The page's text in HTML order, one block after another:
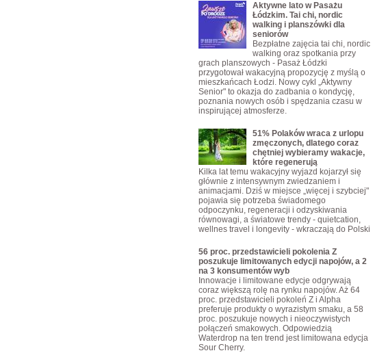
Aktywne lato w Pasażu
Łódzkim. Tai chi, nordic
walking i planszówki dla
seniorów
Bezpłatne zajęcia tai chi, nordic
walking oraz spotkania przy
grach planszowych - Pasaż Łódzki
przygotował wakacyjną propozycję z myślą o
mieszkańcach Łodzi. Nowy cykl „Aktywny
Senior" to okazja do zadbania o kondycję,
poznania nowych osób i spędzania czasu w
inspirującej atmosferze.
51% Polaków wraca z urlopu
zmęczonych, dlatego coraz
chętniej wybieramy wakacje,
które regenerują
Kilka lat temu wakacyjny wyjazd kojarzył się
głównie z intensywnym zwiedzaniem i
animacjami. Dziś w miejsce „więcej i szybciej"
pojawia się potrzeba świadomego
odpoczynku, regeneracji i odzyskiwania
równowagi, a światowe trendy - quietcation,
wellnes travel i longevity - wkraczają do Polski
56 proc. przedstawicieli pokolenia Z
poszukuje limitowanych edycji napojów, a 2
na 3 konsumentów wyb
Innowacje i limitowane edycje odgrywają
coraz większą rolę na rynku napojów. Aż 64
proc. przedstawicieli pokoleń Z i Alpha
preferuje produkty o wyrazistym smaku, a 58
proc. poszukuje nowych i nieoczywistych
połączeń smakowych. Odpowiedzią
Waterdrop na ten trend jest limitowana edycja
Sour Cherry.